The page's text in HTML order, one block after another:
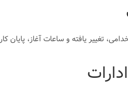
تغییر یافته و ساعات آغاز،